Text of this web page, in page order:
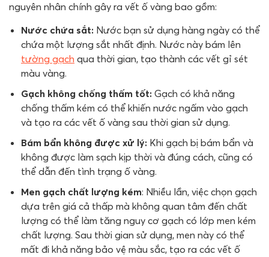
nguyên nhân chính gây ra vết ố vàng bao gồm:
Nước chứa sắt: Nước bạn sử dụng hàng ngày có thể
chứa một lượng sắt nhất định. Nước này bám lên
tường gạch qua thời gian, tạo thành các vết gỉ sét
màu vàng.
Gạch không chống thấm tốt: Gạch có khả năng
chống thấm kém có thể khiến nước ngấm vào gạch
và tạo ra các vết ố vàng sau thời gian sử dụng.
Bám bẩn không được xử lý: Khi gạch bị bám bẩn và
không được làm sạch kịp thời và đúng cách, cũng có
thể dẫn đến tình trạng ố vàng.
Men gạch chất lượng kém: Nhiều lần, việc chọn gạch
dựa trên giá cả thấp mà không quan tâm đến chất
lượng có thể làm tăng nguy cơ gạch có lớp men kém
chất lượng. Sau thời gian sử dụng, men này có thể
mất đi khả năng bảo vệ màu sắc, tạo ra các vết ố